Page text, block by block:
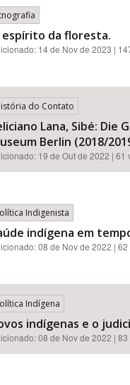
espírito da floresta.
14 de Nov de 2023 |
do Contato
Lana, Sibé: Die
Berlin (2018/
19 de Out de 2022 | 61
Indigenista
indígena em
08 de Nov de 2022 |
Indígena
indígenas e o
08 de Nov de 2022 |